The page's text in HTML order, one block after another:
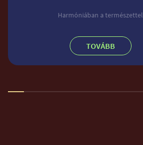
Harmóniában a természettel
TOVÁBB